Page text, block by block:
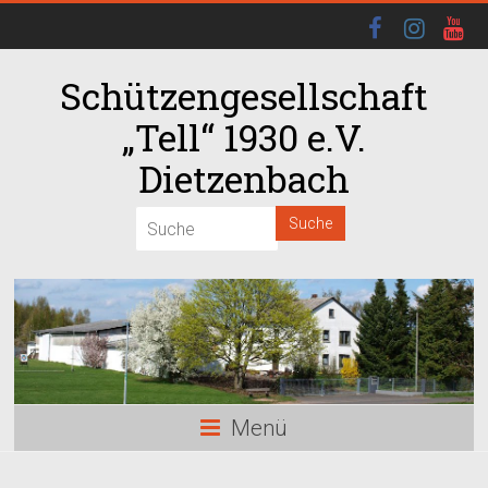
Schützengesellschaft
„Tell“ 1930 e.V.
Dietzenbach
Menü
02:00
04:00